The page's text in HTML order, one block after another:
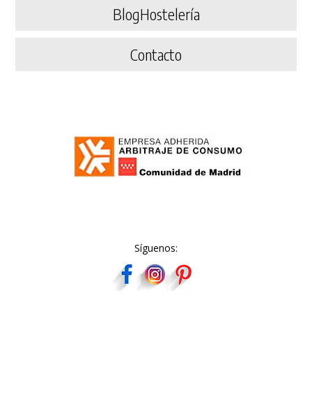
BlogHostelería
Contacto
Síguenos: